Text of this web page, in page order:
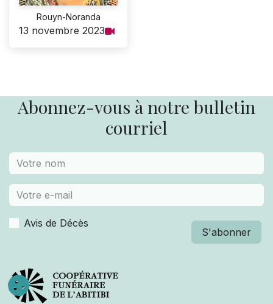
Rouyn-Noranda
13 novembre 2023
Abonnez-vous à notre bulletin
courriel
Avis de Décès
S'abonner